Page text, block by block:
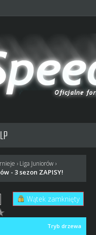
› Liga Juniorów›
- 3 sezon ZAPISY!
Wątek zamknięty
Tryb drzewa